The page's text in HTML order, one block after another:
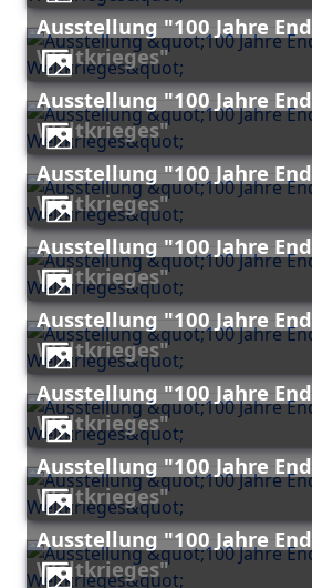
Ausstellung "100 Jahre Ende des 1.
Weltkrieges"
Ausstellung "100 Jahre Ende des 1.
Weltkrieges"
Ausstellung "100 Jahre Ende des 1.
Weltkrieges"
Ausstellung "100 Jahre Ende des 1.
Weltkrieges"
Ausstellung "100 Jahre Ende des 1.
Weltkrieges"
Ausstellung "100 Jahre Ende des 1.
Weltkrieges"
Ausstellung "100 Jahre Ende des 1.
Weltkrieges"
Ausstellung "100 Jahre Ende des 1.
Weltkrieges"